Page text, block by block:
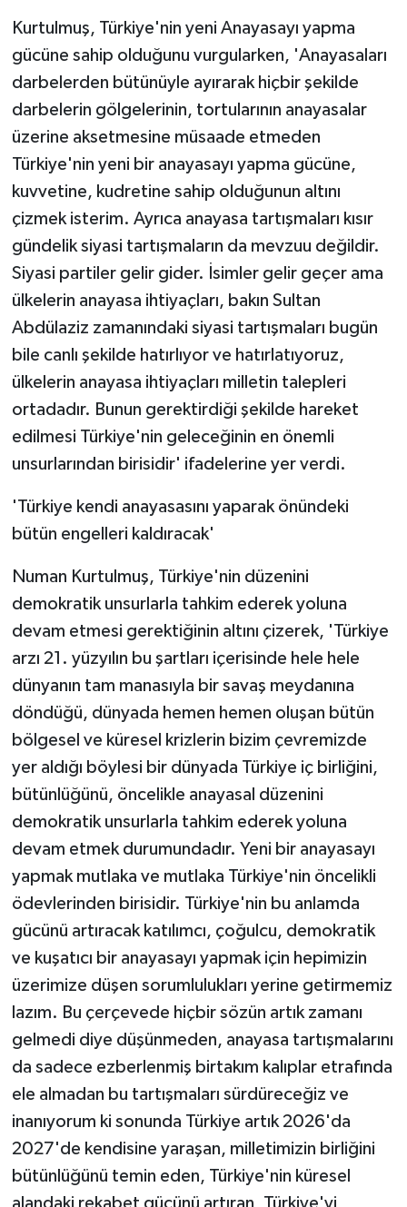
Kurtulmuş, Türkiye'nin yeni Anayasayı yapma
gücüne sahip olduğunu vurgularken, 'Anayasaları
darbelerden bütünüyle ayırarak hiçbir şekilde
darbelerin gölgelerinin, tortularının anayasalar
üzerine aksetmesine müsaade etmeden
Türkiye'nin yeni bir anayasayı yapma gücüne,
kuvvetine, kudretine sahip olduğunun altını
çizmek isterim. Ayrıca anayasa tartışmaları kısır
gündelik siyasi tartışmaların da mevzuu değildir.
Siyasi partiler gelir gider. İsimler gelir geçer ama
ülkelerin anayasa ihtiyaçları, bakın Sultan
Abdülaziz zamanındaki siyasi tartışmaları bugün
bile canlı şekilde hatırlıyor ve hatırlatıyoruz,
ülkelerin anayasa ihtiyaçları milletin talepleri
ortadadır. Bunun gerektirdiği şekilde hareket
edilmesi Türkiye'nin geleceğinin en önemli
unsurlarından birisidir' ifadelerine yer verdi.
'Türkiye kendi anayasasını yaparak önündeki
bütün engelleri kaldıracak'
Numan Kurtulmuş, Türkiye'nin düzenini
demokratik unsurlarla tahkim ederek yoluna
devam etmesi gerektiğinin altını çizerek, 'Türkiye
arzı 21. yüzyılın bu şartları içerisinde hele hele
dünyanın tam manasıyla bir savaş meydanına
döndüğü, dünyada hemen hemen oluşan bütün
bölgesel ve küresel krizlerin bizim çevremizde
yer aldığı böylesi bir dünyada Türkiye iç birliğini,
bütünlüğünü, öncelikle anayasal düzenini
demokratik unsurlarla tahkim ederek yoluna
devam etmek durumundadır. Yeni bir anayasayı
yapmak mutlaka ve mutlaka Türkiye'nin öncelikli
ödevlerinden birisidir. Türkiye'nin bu anlamda
gücünü artıracak katılımcı, çoğulcu, demokratik
ve kuşatıcı bir anayasayı yapmak için hepimizin
üzerimize düşen sorumlulukları yerine getirmemiz
lazım. Bu çerçevede hiçbir sözün artık zamanı
gelmedi diye düşünmeden, anayasa tartışmalarını
da sadece ezberlenmiş birtakım kalıplar etrafında
ele almadan bu tartışmaları sürdüreceğiz ve
inanıyorum ki sonunda Türkiye artık 2026'da
2027'de kendisine yaraşan, milletimizin birliğini
bütünlüğünü temin eden, Türkiye'nin küresel
alandaki rekabet gücünü artıran, Türkiye'yi